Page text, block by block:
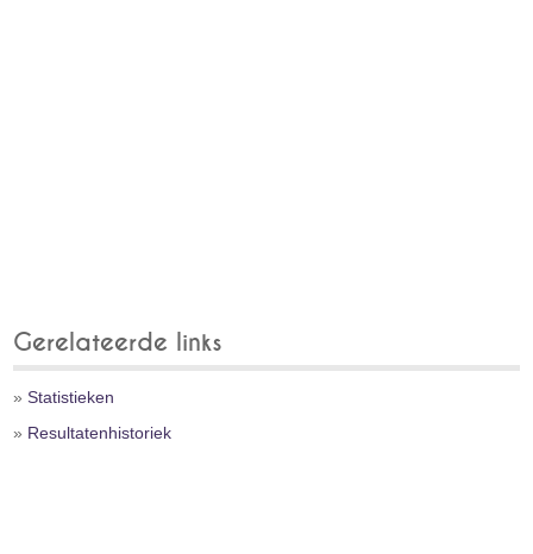
Gerelateerde links
»Statistieken
» Resultatenhistoriek